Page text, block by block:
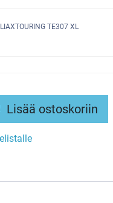
TE307 XL
Lisää ostoskoriin